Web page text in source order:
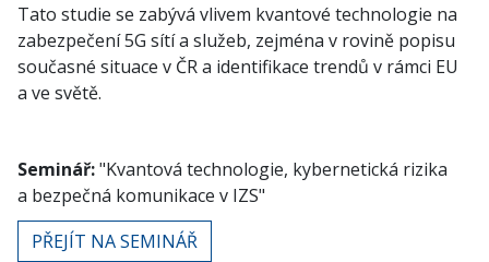
Tato studie se zabývá vlivem kvantové technologie na
zabezpečení 5G sítí a služeb, zejména v rovině popisu
současné situace v ČR a identifikace trendů v rámci EU
a ve světě.
Seminář:"Kvantová technologie, kybernetická rizika
a bezpečná komunikace v IZS"
PŘEJÍT NA SEMINÁŘ